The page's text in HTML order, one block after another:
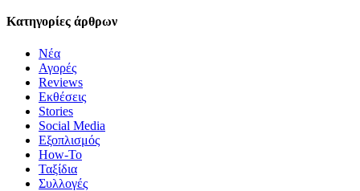
Κατηγορίες άρθρων
Νέα
Αγορές
Reviews
Εκθέσεις
Stories
Social Media
Εξοπλισμός
How-To
Ταξίδια
Συλλογές